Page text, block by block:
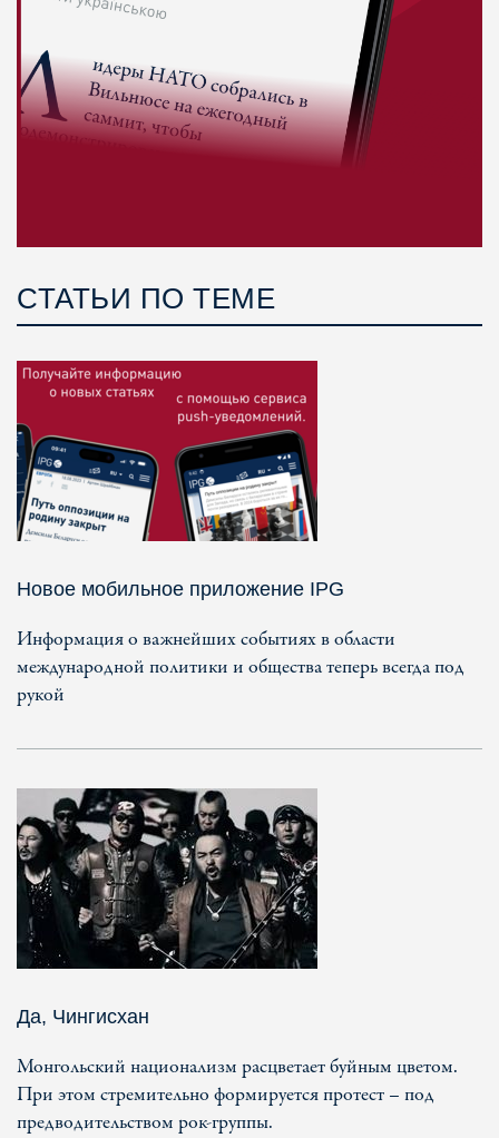
СТАТЬИ ПО ТЕМЕ
Новое мобильное приложение IPG
Информация о важнейших событиях в области
международной политики и общества теперь всегда под
рукой
Да, Чингисхан
Монгольский национализм расцветает буйным цветом.
При этом стремительно формируется протест – под
предводительством рок-группы.